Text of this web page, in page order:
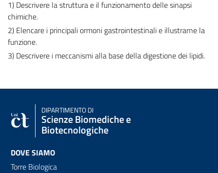
1) Descrivere la struttura e il funzionamento delle sinapsi
chimiche.
2) Elencare i principali ormoni gastrointestinali e illustrarne la
funzione.
3) Descrivere i meccanismi alla base della digestione dei lipidi.
DIPARTIMENTO DI
Scienze Biomediche e
Biotecnologiche
DOVE SIAMO
Torre Biologica